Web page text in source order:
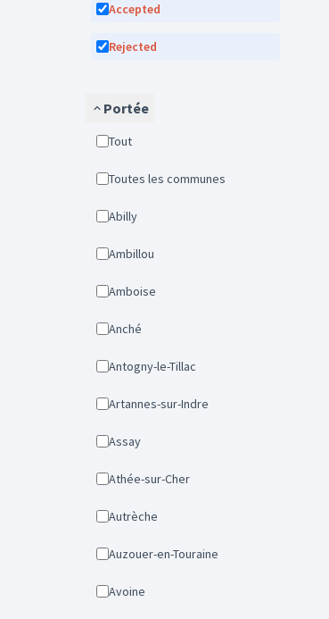
Accepted
Rejected
Portée
Tout
Toutes les communes
Abilly
Ambillou
Amboise
Anché
Antogny-le-Tillac
Artannes-sur-Indre
Assay
Athée-sur-Cher
Autrèche
Auzouer-en-Touraine
Avoine